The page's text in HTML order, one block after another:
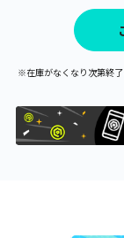
※在庫がなくなり次第終